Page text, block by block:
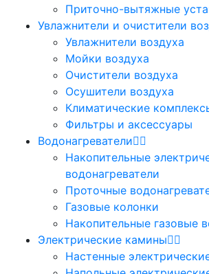
Приточно-вытяжные
Увлажнители и очистители
Увлажнители воздуха
Мойки воздуха
Очистители воздуха
Осушители воздуха
Климатические
Фильтры и аксессуары
Водонагреватели
Накопительные
водонагреватели
Проточные
Газовые колонки
Накопительные газовые
Электрические камины
Настенные